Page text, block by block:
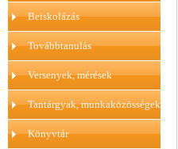
Beiskolázás
Továbbtanulás
Versenyek, mérések
Tantárgyak, munkaközösségek
Könyvtár